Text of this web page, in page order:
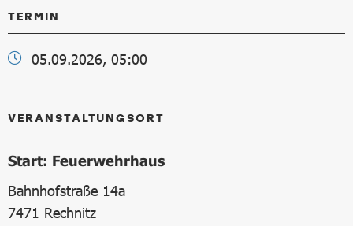
TERMIN
05.09.2026, 05:00
VERANSTALTUNGSORT
Start: Feuerwehrhaus
Bahnhofstraße 14a
7471 Rechnitz